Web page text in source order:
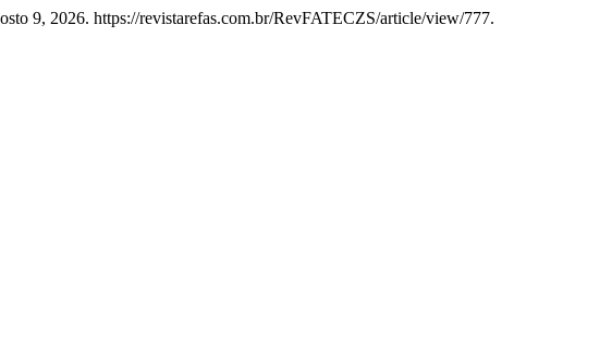
9, 2026. https://revistarefas.com.br/RevFATECZS/article/view/777.